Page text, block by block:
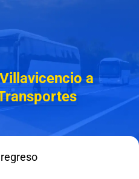
Villavicencio a